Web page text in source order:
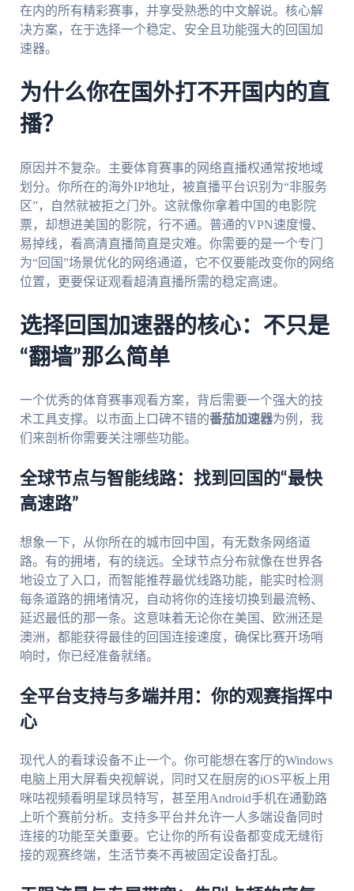
在内的所有精彩赛事，并享受熟悉的中文解说。核心解
决方案，在于选择一个稳定、安全且功能强大的回国加
速器。
为什么你在国外打不开国内的直
播？
原因并不复杂。主要体育赛事的网络直播权通常按地域
划分。你所在的海外IP地址，被直播平台识别为“非服务
区”，自然就被拒之门外。这就像你拿着中国的电影院
票，却想进美国的影院，行不通。普通的VPN速度慢、
易掉线，看高清直播简直是灾难。你需要的是一个专门
为“回国”场景优化的网络通道，它不仅要能改变你的网络
位置，更要保证观看超清直播所需的稳定高速。
选择回国加速器的核心：不只是
“翻墙”那么简单
一个优秀的体育赛事观看方案，背后需要一个强大的技
术工具支撑。以市面上口碑不错的番茄加速器为例，我
们来剖析你需要关注哪些功能。
全球节点与智能线路：找到回国的“最快
高速路”
想象一下，从你所在的城市回中国，有无数条网络道
路。有的拥堵，有的绕远。全球节点分布就像在世界各
地设立了入口，而智能推荐最优线路功能，能实时检测
每条道路的拥堵情况，自动将你的连接切换到最流畅、
延迟最低的那一条。这意味着无论你在美国、欧洲还是
澳洲，都能获得最佳的回国连接速度，确保比赛开场哨
响时，你已经准备就绪。
全平台支持与多端并用：你的观赛指挥中
心
现代人的看球设备不止一个。你可能想在客厅的Windows
电脑上用大屏看央视解说，同时又在厨房的iOS平板上用
咪咕视频看明星球员特写，甚至用Android手机在通勤路
上听个赛前分析。支持多平台并允许一人多端设备同时
连接的功能至关重要。它让你的所有设备都变成无缝衔
接的观赛终端，生活节奏不再被固定设备打乱。